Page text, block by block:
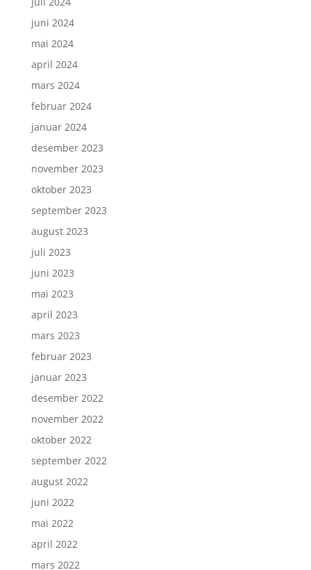
juni 2024
mai 2024
april 2024
mars 2024
februar 2024
januar 2024
desember 2023
november 2023
oktober 2023
september 2023
august 2023
juli 2023
juni 2023
mai 2023
april 2023
mars 2023
februar 2023
januar 2023
desember 2022
november 2022
oktober 2022
september 2022
august 2022
juni 2022
mai 2022
april 2022
mars 2022